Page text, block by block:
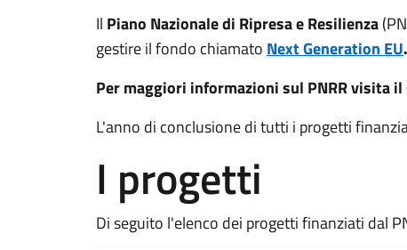
Il Piano Nazionale di Ripresa e Resilienza
gestire il fondo chiamato Next Generation EU.
Per maggiori informazioni sul PNRR visita
L'anno di conclusione di tutti i progetti
I progetti
Di seguito l'elenco dei progetti finanziati dal